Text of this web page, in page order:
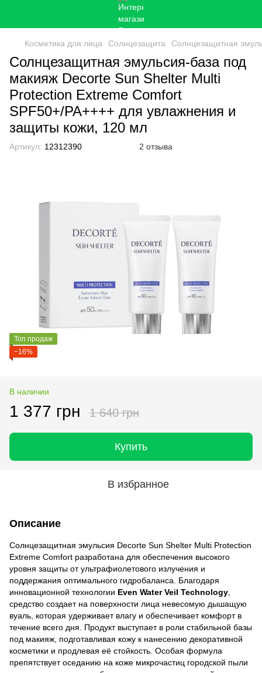
Косметика для лица Солнцезащита Солнцезащитная
Солнцезащитная эмульсия-база под
макияж Decorte Sun Shelter Multi
Protection Extreme Comfort
SPF50+/PA++++ для увлажнения и
защиты кожи, 120 мл
Артикул: 12312390 2 отзыва
Топ продаж
−16%
В наличии
1 377 грн 1 640 грн
Купить
В избранное
Описание
Солнцезащитная эмульсия Decorte Sun Shelter Multi Protection
Extreme Comfort разработана для обеспечения высокого
уровня защиты от ультрафиолетового излучения и
поддержания оптимального гидробаланса. Благодаря
инновационной технологии Even Water Veil Technology
средство создает на поверхности лица невесомую дышащую
вуаль, которая удерживает влагу и обеспечивает комфорт в
течение всего дня. Продукт выступает в роли стабильной базы
под макияж, подготавливая кожу к нанесению декоративной
косметики и продлевая её стойкость. Особая формула
препятствует оседанию на коже микрочастиц городской пыли